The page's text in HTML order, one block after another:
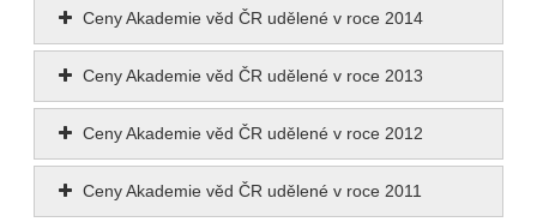
Ceny Akademie věd ČR udělené v roce 2014
Ceny Akademie věd ČR udělené v roce 2013
Ceny Akademie věd ČR udělené v roce 2012
Ceny Akademie věd ČR udělené v roce 2011